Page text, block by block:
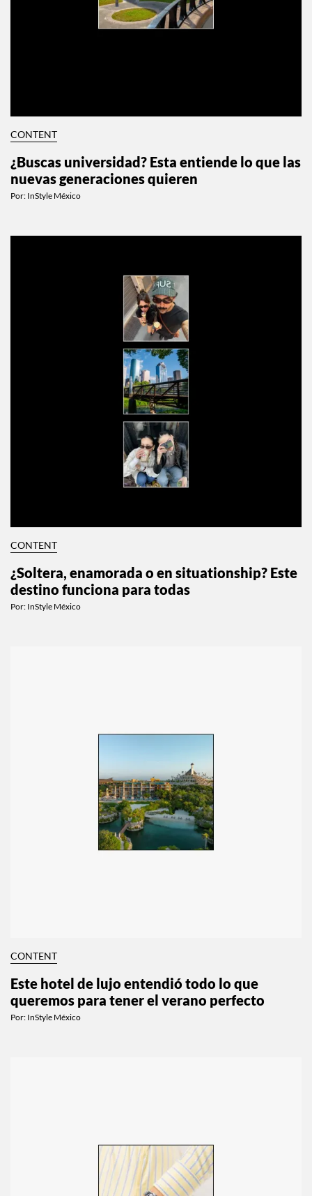
CONTENT
¿Buscas universidad? Esta entiende lo que las
nuevas generaciones quieren
Por: InStyle México
CONTENT
¿Soltera, enamorada o en situationship? Este
destino funciona para todas
Por: InStyle México
CONTENT
Este hotel de lujo entendió todo lo que
queremos para tener el verano perfecto
Por: InStyle México